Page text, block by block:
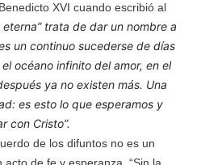
XVI cuando escribió al
eterna” trata de dar un nombre a
un continuo sucederse de días
océano infinito del amor, en el
ya no existen más. Una
es esto lo que esperamos y
con Cristo”.
de los difuntos no es un